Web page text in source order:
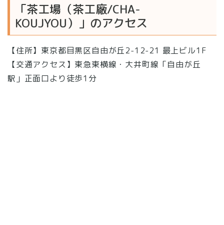
「茶工場（茶工廠/CHA-
KOUJYOU）」のアクセス
【住所】東京都目黒区自由が丘2-12-21 最上ビル1F
【交通アクセス】東急東横線・大井町線「自由が丘
駅」正面口より徒歩1分